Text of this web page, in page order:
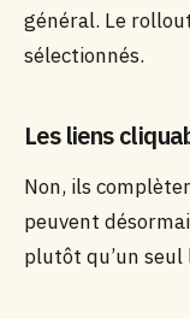
général. Le
sélectionnés.
Les liens
Non, ils
peuvent
plutôt qu’un